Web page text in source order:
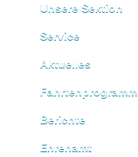
Unsere Sektion
Service
Aktuelles
Fahrtenprogramm
Berichte
Ehrenamt